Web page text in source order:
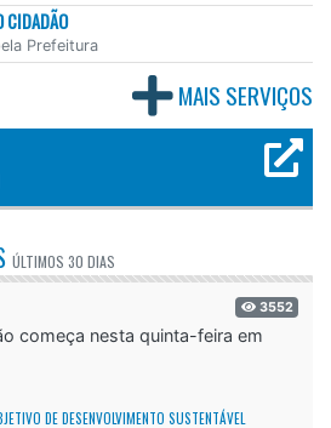
CIDADÃO
Prefeitura
MAIS SERVIÇOS
ÚLTIMOS 30 DIAS
3552
começa nesta quinta-feira em
DE DESENVOLVIMENTO SUSTENTÁVEL